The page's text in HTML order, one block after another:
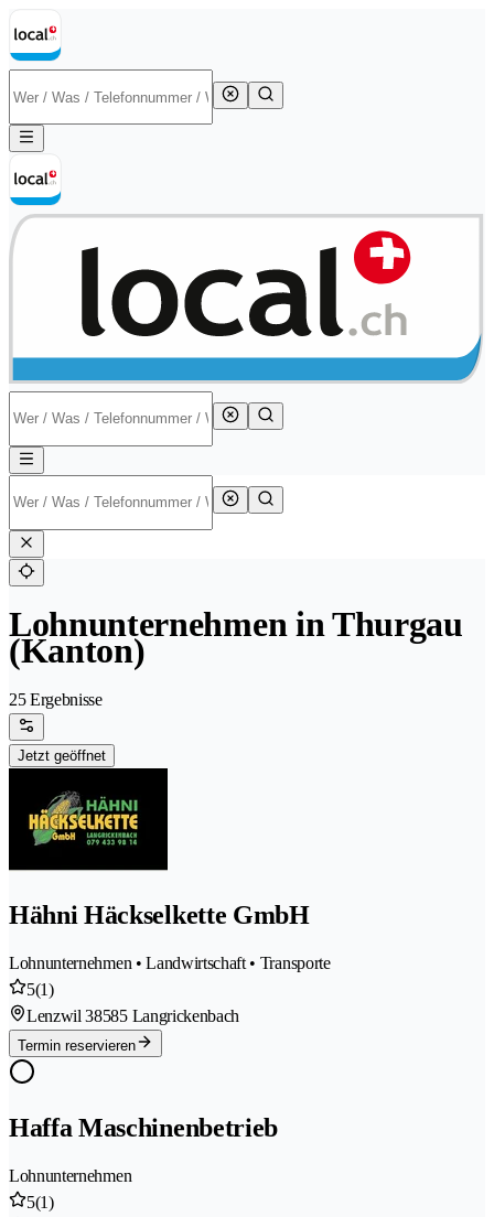
Lohnunternehmen in Thurgau
(Kanton)
25 Ergebnisse
Jetzt geöffnet
Hähni Häckselkette GmbH
Lohnunternehmen • Landwirtschaft • Transporte
5(1)
Lenzwil 38585 Langrickenbach
Termin reservieren
Haffa Maschinenbetrieb
Lohnunternehmen
5(1)